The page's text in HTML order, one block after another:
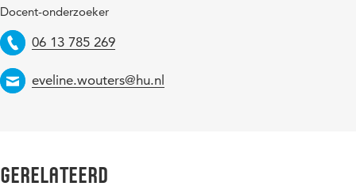
Docent-onderzoeker
Telefoon
06 13 785 269
Email
eveline.wouters@hu.nl
Gerelateerd